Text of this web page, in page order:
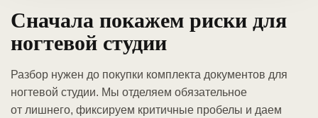
Сначала покажем риски для
ногтевой студии
Разбор нужен до покупки комплекта документов для
ногтевой студии. Мы отделяем обязательное
от лишнего, фиксируем критичные пробелы и даем